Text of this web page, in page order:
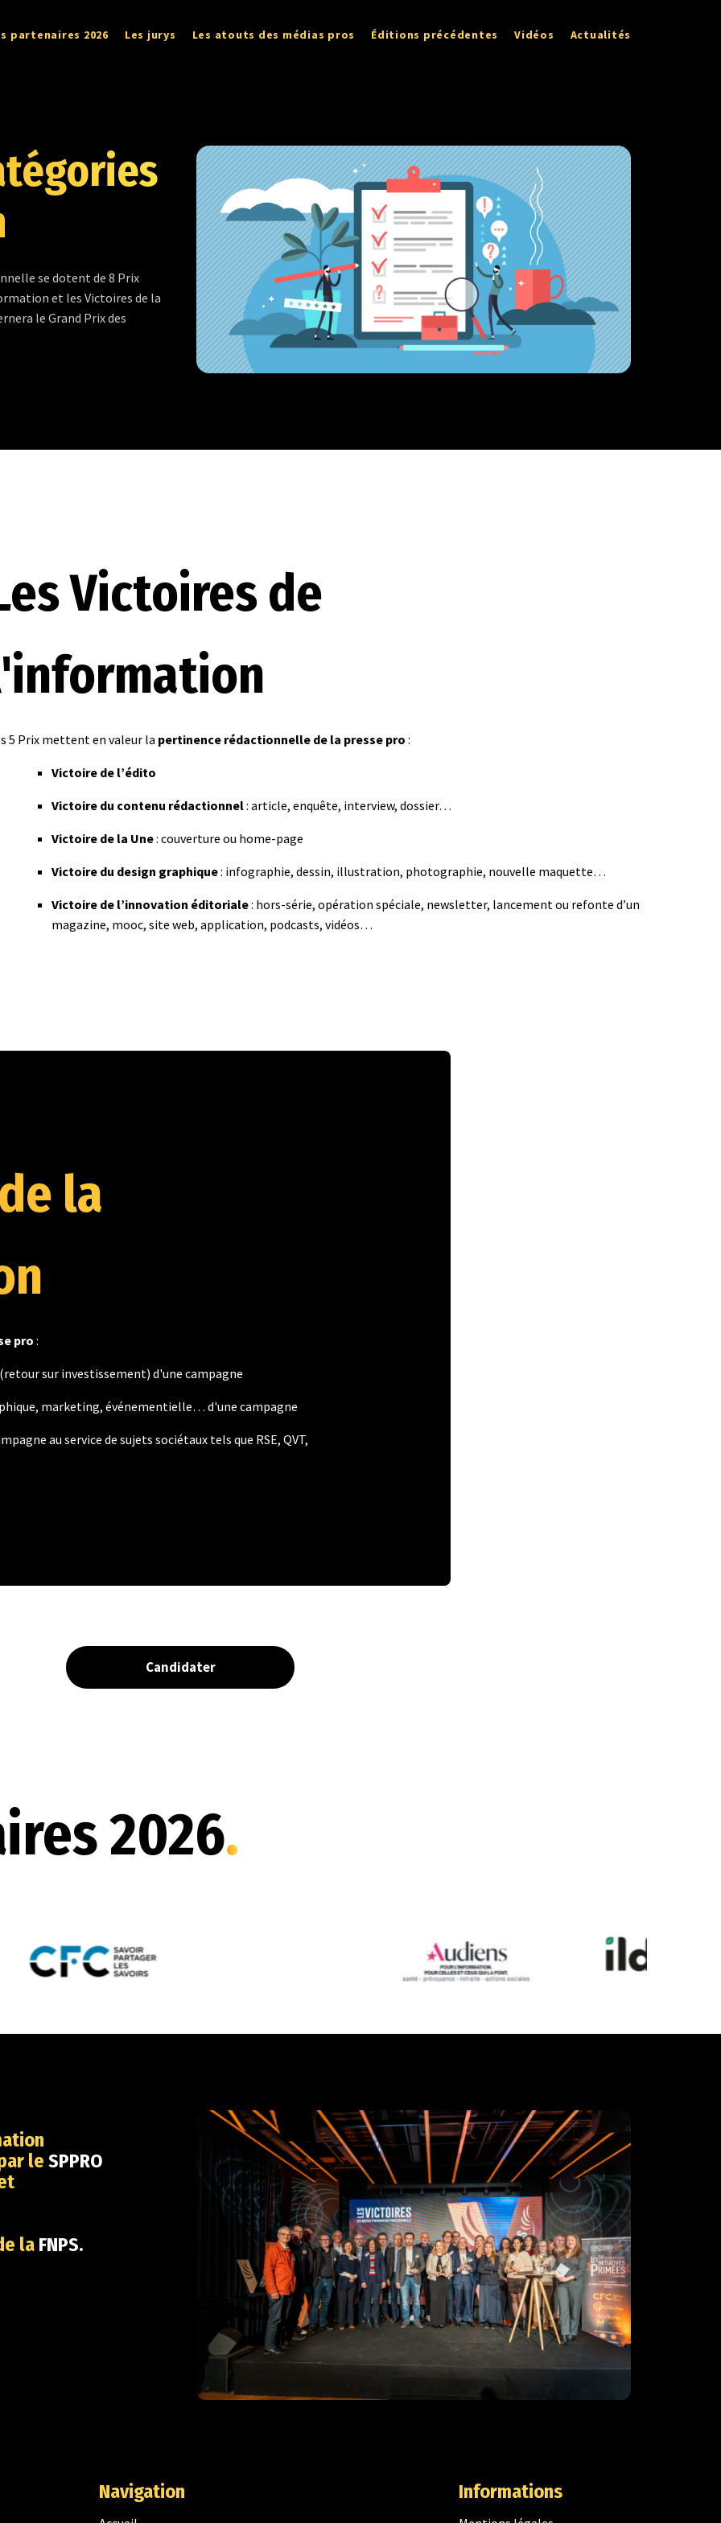
partenaires 2026 Les jurys Les atouts des médias pros Éditions précédentes Vidéos Actualités
se dotent de 8 Prix
et les Victoires de la
le Grand Prix des
Victoires de
5 Prix mettent en valeur la pertinence rédactionnelle de la presse pro :
Victoire de l’édito
Victoire du contenu rédactionnel: article, enquête, interview, dossier…
Victoire de la Une: couverture ou home-page
Victoire du design graphique: infographie, dessin, illustration, photographie, nouvelle maquette…
Victoire de l’innovation éditoriale: hors-série, opération spéciale, newsletter, lancement ou refonte d’un
magazine, mooc, site web, application, podcasts, vidéos…
la
pro :
sur investissement) d'une campagne
marketing, événementielle… d'une campagne
au service de sujets sociétaux tels que RSE, QVT,
Candidater
2026.
le SPPRO
la FNPS.
Navigation Informations